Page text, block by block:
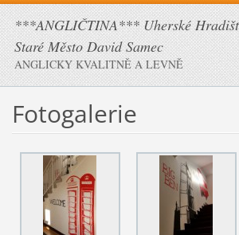
***ANGLIČTINA*** Uherské
Staré Město David Samec
ANGLICKY KVALITNĚ A LEVNĚ
Fotogalerie